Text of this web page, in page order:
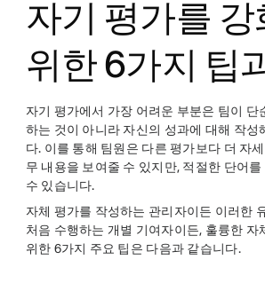
자기 평가를 강
위한 6가지 팁
자기 평가에서 가장 어려운 부분은 팀이 단
하는 것이 아니라 자신의 성과에 대해 작성
다. 이를 통해 팀원은 다른 평가보다 더 자
무 내용을 보여줄 수 있지만, 적절한 단어
수 있습니다.
자체 평가를 작성하는 관리자이든 이러한
처음 수행하는 개별 기여자이든, 훌륭한 자
위한 6가지 주요 팁은 다음과 같습니다.